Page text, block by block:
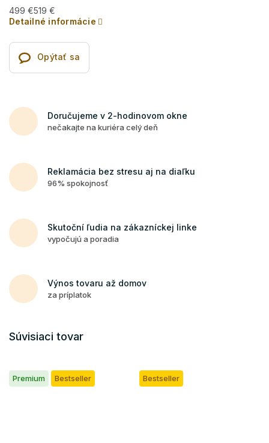
499 €519 €
Detailné informácie
Opýtať sa
Doručujeme v 2-hodinovom okne
nečakajte na kuriéra celý deň
Reklamácia bez stresu aj na diaľku
96% spokojnosť
Skutoční ľudia na zákazníckej linke
vypočujú a poradia
Výnos tovaru až domov
za príplatok
Súvisiaci tovar
Premium Bestseller Bestseller